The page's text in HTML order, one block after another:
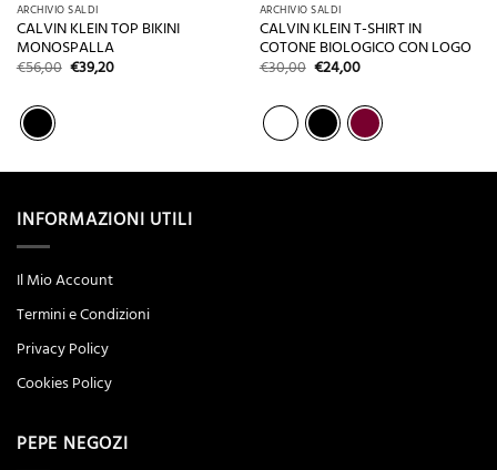
ARCHIVIO SALDI
CALVIN KLEIN TOP BIKINI
MONOSPALLA
€56,00 Il
prezzo
€39,20Il
ARCHIVIO SALDI
CALVIN KLEIN T-SHIRT IN
COTONE BIOLOGICO CON LOGO
€30,00 Il
prezzo
era:
€30,00.
€24,00Il
è:
€24,00.
INFORMAZIONI UTILI
Il Mio Account
Termini e Condizioni
Privacy Policy
Cookies Policy
PEPE NEGOZI